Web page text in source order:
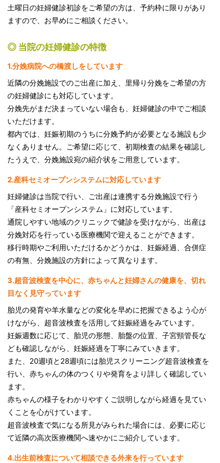
土曜日の妊婦健診初診をご希望の方は、予約枠に限りがあり
ますので、お早めにご相談ください。
◎ 当院の妊婦健診の特徴
1.分娩病院への橋渡しをしています
近隣の分娩施設でのご出産に加え、里帰り分娩をご希望の方
の妊婦健診にも対応しています。
分娩先がまだ決まっていない場合も、妊婦健診の中でご相談
いただけます。
都内では、妊娠初期のうちに分娩予約が必要となる施設も少
なくありません。ご希望に応じて、初期検査の結果を確認し
たうえで、分娩施設宛の紹介状をご用意しています。
2.産科セミオープンシステムに対応しています
妊婦健診は当院で行い、ご出産は連携する分娩施設で行う
「産科セミオープンシステム」に対応しています。
通院しやすい地域のクリニックで健診を受けながら、出産は
分娩対応を行っている医療機関で迎えることができます。
移行時期やご利用いただけるかどうかは、妊娠経過、合併症
の有無、分娩施設の方針によって異なります。
3.超音波検査を中心に、赤ちゃんと妊婦さんの健康を、切れ
目なく見守っています
胎児の発育や羊水量などの変化を早めに把握できるよう心が
けながら、超音波検査を活用して妊娠経過をみています。
妊娠週数に応じて、胎児の形態、胎盤の位置、子宮頸管長な
ども確認しながら、妊娠経過を丁寧にみていきます。
また、20週頃と28週頃には胎児スクリーニング超音波検査を
行い、赤ちゃんの体のつくりや発育をより詳しく確認してい
ます。
赤ちゃんの様子をわかりやすくご説明しながら経過を見てい
くことを心がけています。
超音波検査で気になる所見がみられた場合には、必要に応じ
て近隣の高次医療機関へ速やかにご紹介しています。
4.出生前検査について相談できる外来を行っています